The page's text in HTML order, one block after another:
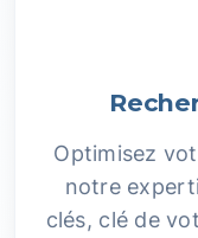
Optimisez
notre
clés, clé de